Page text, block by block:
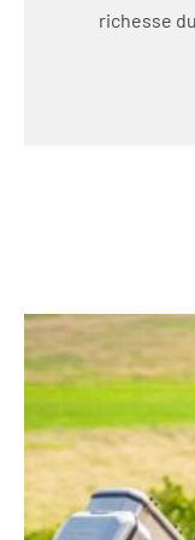
richesse